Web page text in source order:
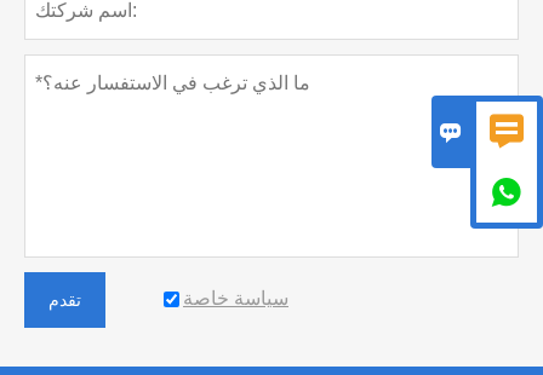
تقدم سياسة خاصة
 
